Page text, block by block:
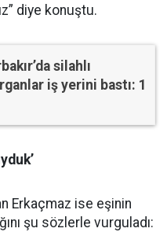
diye konuştu.
silahlı
iş yerini bastı: 1
Erkaçmaz ise eşinin
şu sözlerle vurguladı: